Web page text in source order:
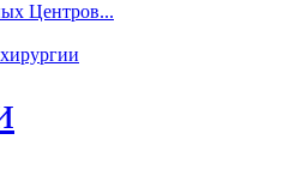
Центров...